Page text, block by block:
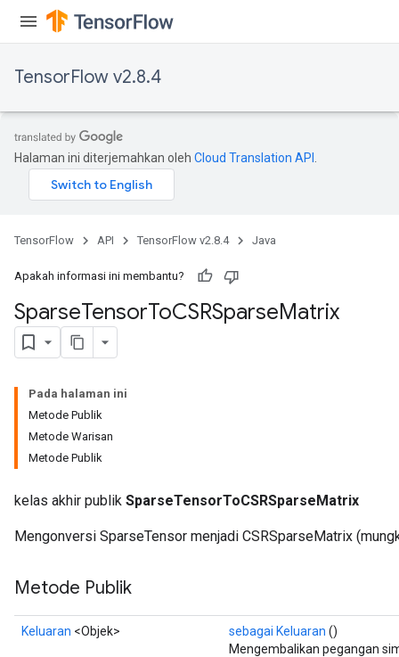
TensorFlow v2.8.4
Halaman ini diterjemahkan oleh Cloud Translation API
TensorFlow API TensorFlow v2.8.4 Java
Apakah informasi ini membantu?
SparseTensorToCSRSparseMatrix
Pada halaman ini
Metode Publik
Metode Warisan
Metode Publik
kelas akhir publik SparseTensorToCSRSparseMatrix
Mengonversi SparseTensor menjadi CSRSparseMatrix
Metode Publik
Keluaran <Objek> sebagai Keluaran ()
Mengembalikan pegangan